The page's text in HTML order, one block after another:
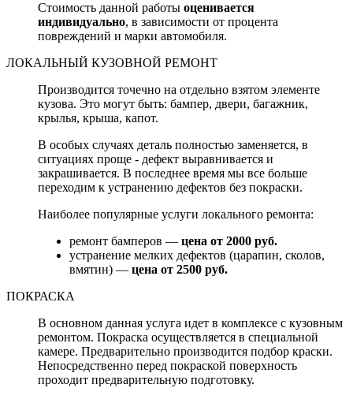
Стоимость данной работы оценивается
индивидуально, в зависимости от процента
повреждений и марки автомобиля.
ЛОКАЛЬНЫЙ КУЗОВНОЙ РЕМОНТ
Производится точечно на отдельно взятом элементе
кузова. Это могут быть: бампер, двери, багажник,
крылья, крыша, капот.
В особых случаях деталь полностью заменяется, в
ситуациях проще - дефект выравнивается и
закрашивается. В последнее время мы все больше
переходим к устранению дефектов без покраски.
Наиболее популярные услуги локального ремонта:
ремонт бамперов — цена от 2000 руб.
устранение мелких дефектов (царапин, сколов,
вмятин) — цена от 2500 руб.
ПОКРАСКА
В основном данная услуга идет в комплексе с кузовным
ремонтом. Покраска осуществляется в специальной
камере. Предварительно производится подбор краски.
Непосредственно перед покраской поверхность
проходит предварительную подготовку.